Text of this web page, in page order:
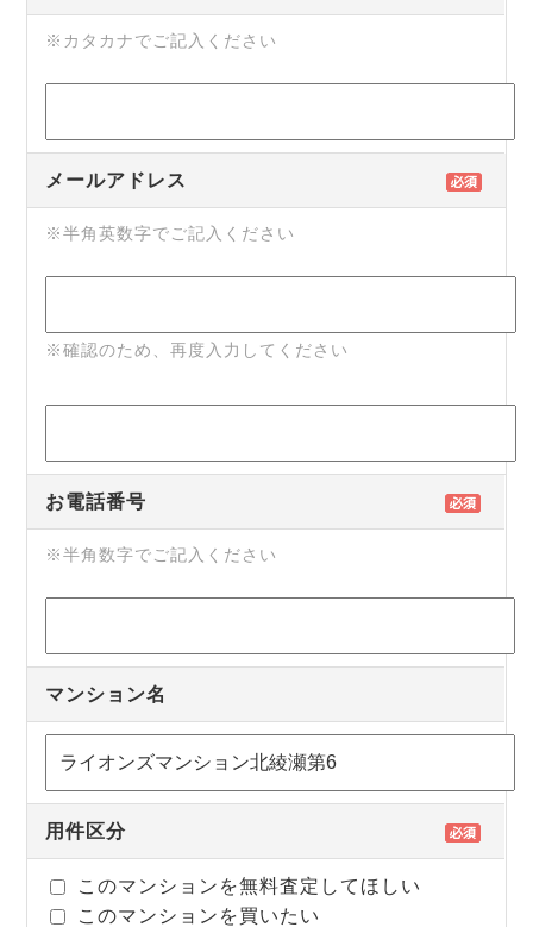
※カタカナでご記入ください
メールアドレス
※半角英数字でご記入ください
※確認のため、再度入力してください
お電話番号
※半角数字でご記入ください
マンション名
用件区分
このマンションを無料査定してほしい
このマンションを買いたい